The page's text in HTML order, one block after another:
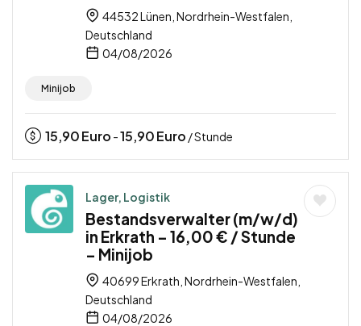
44532 Lünen, Nordrhein-Westfalen,
Deutschland
04/08/2026
Minijob
15,90Euro -15,90Euro / Stunde
Lager, Logistik
Bestandsverwalter (m/w/d)
in Erkrath – 16,00 € / Stunde
– Minijob
40699 Erkrath, Nordrhein-Westfalen,
Deutschland
04/08/2026